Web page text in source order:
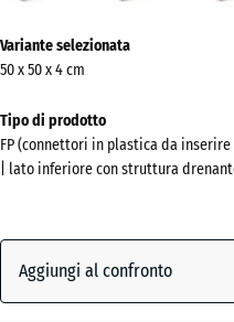
informazioni
sui
colori?
Mostra
la
Prato
inglese(active)
Variante selezionata
50 x 50 x 4 cm
Tipo di prodotto
FP (connettori in plastica da
| lato inferiore con struttura
Aggiungi al confronto